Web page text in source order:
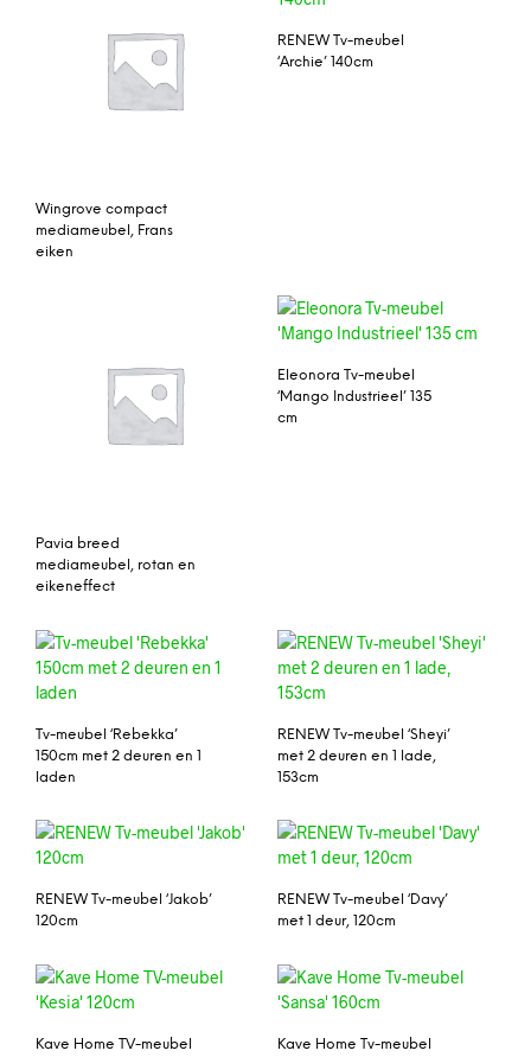
Wingrove compact
mediameubel, Frans
eiken
RENEW Tv-meubel
‘Archie’ 140cm
Pavia breed
mediameubel, rotan en
eikeneffect
Eleonora Tv-meubel
‘Mango Industrieel’ 135
cm
Tv-meubel ‘Rebekka’
150cm met 2 deuren en 1
laden
RENEW Tv-meubel ‘Sheyi’
met 2 deuren en 1 lade,
153cm
RENEW Tv-meubel ‘Jakob’
120cm
RENEW Tv-meubel ‘Davy’
met 1 deur, 120cm
Kave Home TV-meubel Kave Home Tv-meubel